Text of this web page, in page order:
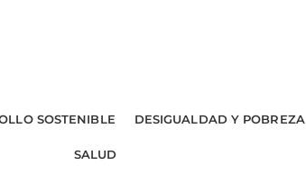
SOSTENIBLE DESIGUALDAD Y POBREZA
SALUD